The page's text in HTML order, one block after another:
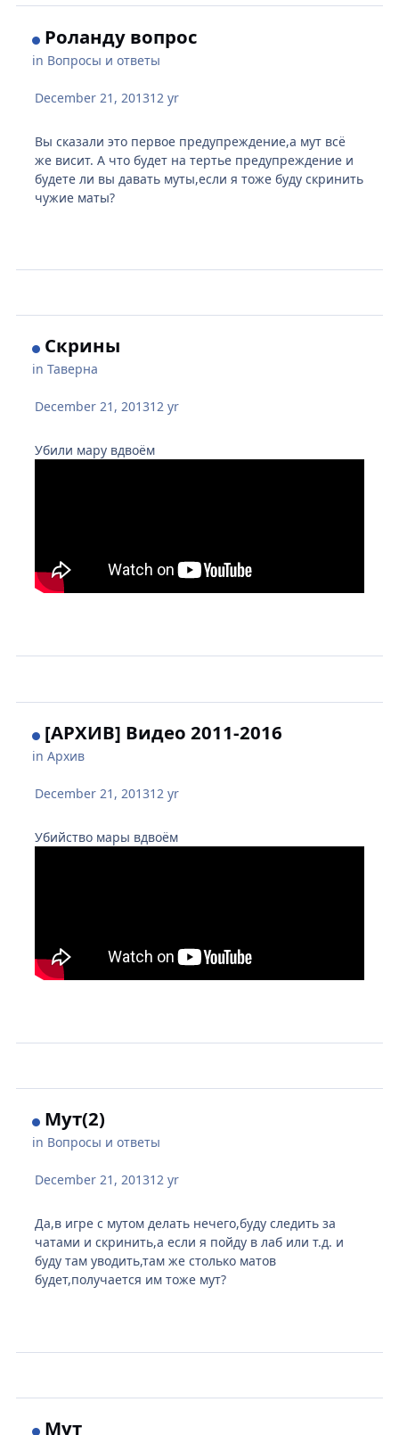
Роланду вопрос
in Вопросы и ответы
December 21, 201312 yr
Вы сказали это первое предупреждение,а мут всё
же висит. А что будет на тертье предупреждение и
будете ли вы давать муты,если я тоже буду скринить
чужие маты?
Скрины
inТаверна
December 21, 201312 yr
Убили мару вдвоём
[АРХИВ] Видео 2011-2016
inАрхив
December 21, 201312 yr
Убийство мары вдвоём
Мут(2)
in Вопросы и ответы
December 21, 201312 yr
Да,в игре с мутом делать нечего,буду следить за
чатами и скринить,а если я пойду в лаб или т.д. и
буду там уводить,там же столько матов
будет,получается им тоже мут?
Мут